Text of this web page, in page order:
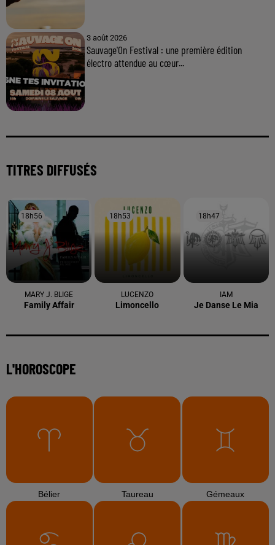
3 août 2026
Sauvage'On Festival : une première édition
électro attendue au cœur...
TITRES DIFFUSÉS
18h56
18h56
MARY J. BLIGE
Family Affair
18h53
18h53
LUCENZO
Limoncello
18h47
18h47
IAM
Je Danse Le Mia
L'HOROSCOPE
Bélier Taureau Gémeaux